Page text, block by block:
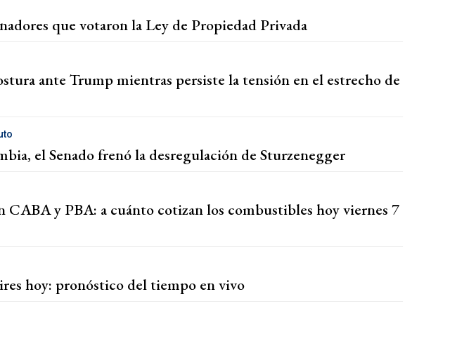
que votaron la Ley de Propiedad Privada
ante Trump mientras persiste la tensión en el estrecho de
el Senado frenó la desregulación de Sturzenegger
CABA y PBA: a cuánto cotizan los combustibles hoy viernes 7
hoy: pronóstico del tiempo en vivo